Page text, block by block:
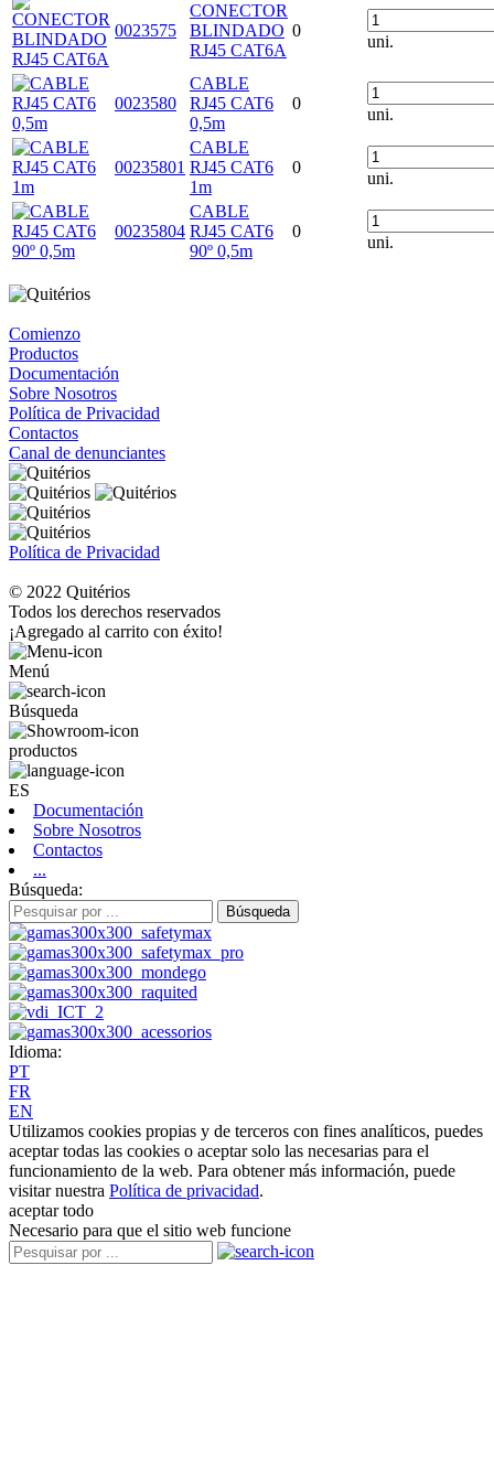
0023575
CONECTOR
BLINDADO
RJ45 CAT6A
0
uni.
0023580
CABLE
RJ45 CAT6
0,5m
0
uni.
00235801
CABLE
RJ45 CAT6
1m
0
uni.
00235804
CABLE
RJ45 CAT6
90º 0,5m
0
uni.
Comienzo
Productos
Documentación
Sobre Nosotros
Política de Privacidad
Contactos
Canal de denunciantes
Política de Privacidad
© 2022 Quitérios
Todos los derechos reservados
¡Agregado al carrito con éxito!
Menú
Búsqueda
productos
ES
Documentación
Sobre Nosotros
Contactos
...
Búsqueda:
Búsqueda
Idioma:
PT
FR
EN
Utilizamos cookies propias y de terceros con fines analíticos, puedes
aceptar todas las cookies o aceptar solo las necesarias para el
funcionamiento de la web. Para obtener más información, puede
visitar nuestra Política de privacidad.
aceptar todo
Necesario para que el sitio web funcione